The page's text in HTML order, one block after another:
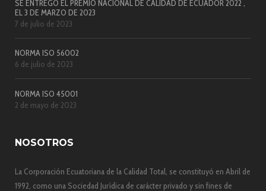
SE ENTREGÓ EL PREMIO NACIONAL DE CALIDAD DE ECUADOR 2022 ,
EL 3 DE MARZO DE 2023
7 de julio de 2023
NORMA ISO 56002
6 de julio de 2023
NORMA ISO 45001
2 de mayo de 2023
NOSOTROS
La Corporación Ecuatoriana de la Calidad Total, se constituyó en Abril de
1992, como una Sociedad Jurídica de carácter privado y sin fines de